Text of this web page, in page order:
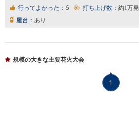
行ってよかった： 6 打ち上げ数： 約1万発
屋台： あり
規模の大きな主要花火大会
1